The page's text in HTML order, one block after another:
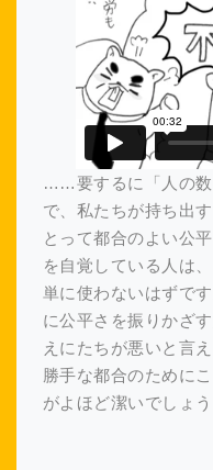
……要するに「人の数
で、私たちが持ち出
とって都合のよい公
を自覚している人は
単に使わないはずで
に公平さを振りかざ
えにたちが悪いと言
勝手な都合のために
がよほど潔いでしょう